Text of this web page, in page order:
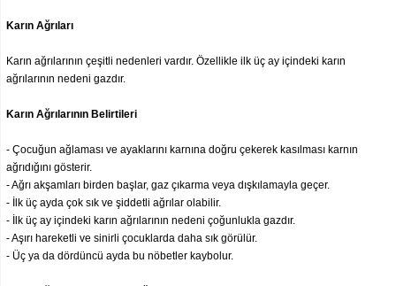
Karın Ağrıları
Karın ağrılarının çeşitli nedenleri vardır. Özellikle ilk üç ay içindeki karın
ağrılarının nedeni gazdır.
Karın Ağrılarının Belirtileri
- Çocuğun ağlaması ve ayaklarını karnına doğru çekerek kasılması karnın
ağrıdığını gösterir.
- Ağrı akşamları birden başlar, gaz çıkarma veya dışkılamayla geçer.
- İlk üç ayda çok sık ve şiddetli ağrılar olabilir.
- İlk üç ay içindeki karın ağrılarının nedeni çoğunlukla gazdır.
- Aşırı hareketli ve sinirli çocuklarda daha sık görülür.
- Üç ya da dördüncü ayda bu nöbetler kaybolur.